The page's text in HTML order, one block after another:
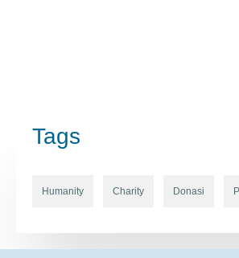
Tags
Humanity Charity Donasi